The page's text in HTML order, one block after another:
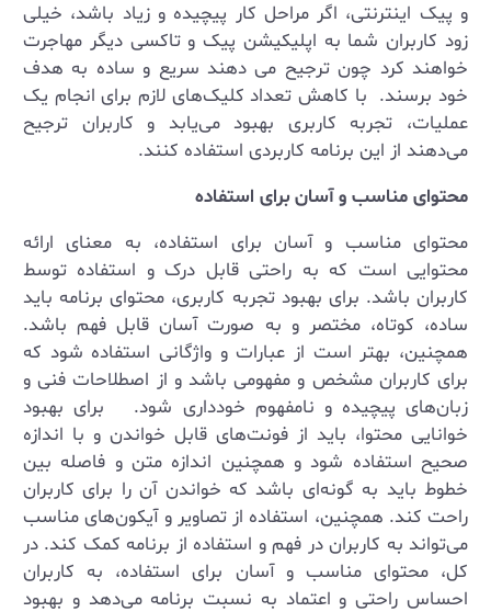
و پیک اینترنتی، اگر مراحل کار پیچیده و زیاد باشد، خیلی
زود کاربران شما به اپلیکیشن پیک و تاکسی دیگر مهاجرت
خواهند کرد چون ترجیح می دهند سریع و ساده به هدف
خود برسند. با کاهش تعداد کلیک‌های لازم برای انجام یک
عملیات، تجربه کاربری بهبود می‌یابد و کاربران ترجیح
می‌دهند از این برنامه کاربردی استفاده کنند.
محتوای مناسب و آسان برای استفاده
محتوای مناسب و آسان برای استفاده، به معنای ارائه
محتوایی است که به راحتی قابل درک و استفاده توسط
کاربران باشد. برای بهبود تجربه کاربری، محتوای برنامه باید
ساده، کوتاه، مختصر و به صورت آسان قابل فهم باشد.
همچنین، بهتر است از عبارات و واژگانی استفاده شود که
برای کاربران مشخص و مفهومی باشد و از اصطلاحات فنی و
زبان‌های پیچیده و نامفهوم خودداری شود. برای بهبود
خوانایی محتوا، باید از فونت‌های قابل خواندن و با اندازه
صحیح استفاده شود و همچنین اندازه متن و فاصله بین
خطوط باید به گونه‌ای باشد که خواندن آن را برای کاربران
راحت کند. همچنین، استفاده از تصاویر و آیکون‌های مناسب
می‌تواند به کاربران در فهم و استفاده از برنامه کمک کند. در
کل، محتوای مناسب و آسان برای استفاده، به کاربران
احساس راحتی و اعتماد به نسبت برنامه می‌دهد و بهبود